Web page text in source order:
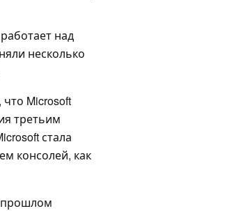
над
несколько
Microsoft
третьим
стала
консолей, как